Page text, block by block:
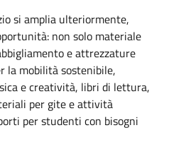
si amplia ulteriormente,
non solo materiale
e attrezzature
la mobilità sostenibile,
e creatività, libri di lettura,
per gite e attività
per studenti con bisogni